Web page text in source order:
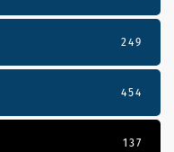
249
454
137